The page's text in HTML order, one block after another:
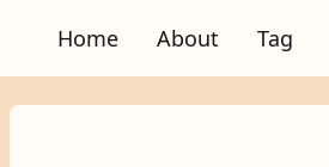
Home About Tag